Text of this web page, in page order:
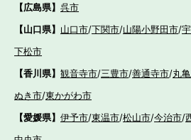
【広島県】 呉市
【山口県】 山口市/下関市/山陽小野田市/
下松市
【香川県】 観音寺市/三豊市/善通寺市/丸
ぬき市/東かがわ市
【愛媛県】 伊予市/東温市/松山市/今治市/